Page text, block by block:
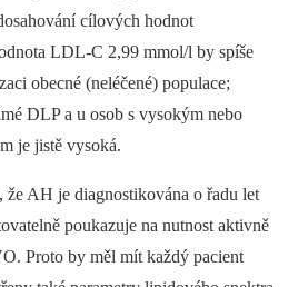
cílových hodnot
LDL-C 2,99 mmol/l by spíše
obecné (neléčené) populace;
DLP a u osob s vysokým nebo
je jistě vysoká.
AH je diagnostikována o řadu let
poukazuje na nutnost aktivně
Proto by měl mít každý pacient